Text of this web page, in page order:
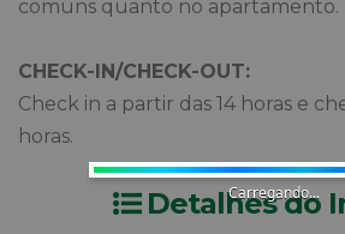
comuns quanto no apartamento.
CHECK-IN/CHECK-OUT:
Check in a partir das 14 horas e
horas.
Detalhes do
Carregando...